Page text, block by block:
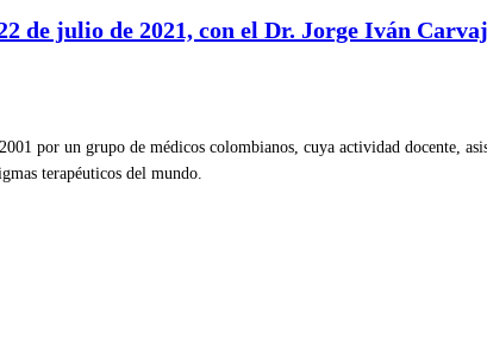
de julio de 2021, con el Dr. Jorge Iván
por un grupo de médicos colombianos, cuya actividad docente,
terapéuticos del mundo.